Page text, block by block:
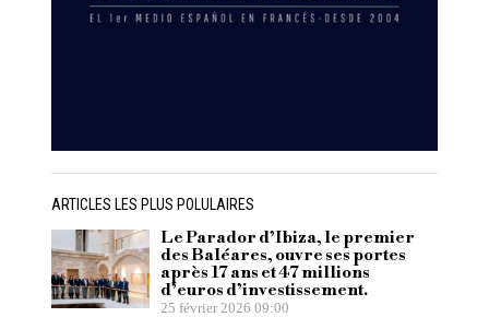
ARTICLES LES PLUS POLULAIRES
Le Parador d’Ibiza, le premier
des Baléares, ouvre ses portes
après 17 ans et 47 millions
d’euros d’investissement.
25 février 2026 09:00